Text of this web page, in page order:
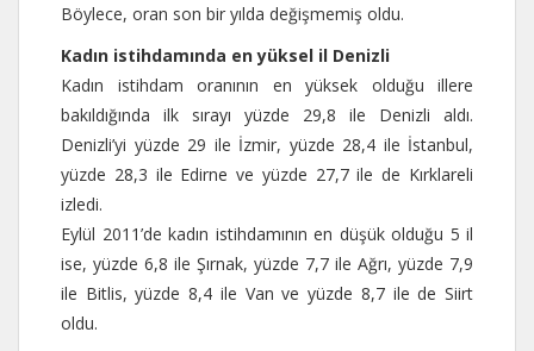
Böylece, oran son bir yılda değişmemiş oldu.
Kadın istihdamında en yüksel il Denizli
Kadın istihdam oranının en yüksek olduğu illere
bakıldığında ilk sırayı yüzde 29,8 ile Denizli aldı.
Denizli’yi yüzde 29 ile İzmir, yüzde 28,4 ile İstanbul,
yüzde 28,3 ile Edirne ve yüzde 27,7 ile de Kırklareli
izledi.
Eylül 2011’de kadın istihdamının en düşük olduğu 5 il
ise, yüzde 6,8 ile Şırnak, yüzde 7,7 ile Ağrı, yüzde 7,9
ile Bitlis, yüzde 8,4 ile Van ve yüzde 8,7 ile de Siirt
oldu.